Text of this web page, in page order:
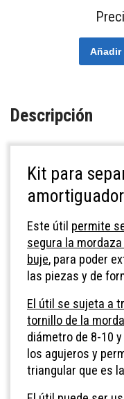
Añadir
Descripción
Kit para
Este útil permite
segura la
buje, para poder
las piezas y de
El útil se sujeta a
tornillo de la
diámetro de 8-10
los agujeros y
triangular que es